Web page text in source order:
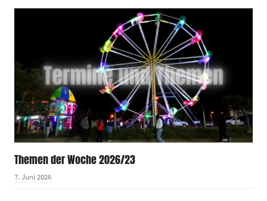
Themen der Woche 2026/23
7. Juni 2026